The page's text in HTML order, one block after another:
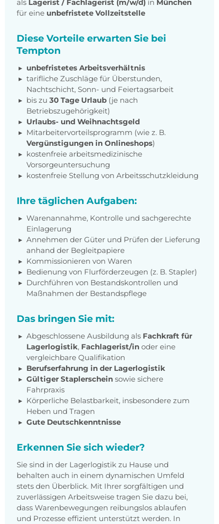
als Lagerist / Fachlagerist (m/w/d) in München
für eine unbefristete Vollzeitstelle
Diese Vorteile erwarten Sie bei
Tempton
unbefristetes Arbeitsverhältnis
tarifliche Zuschläge für Überstunden,
Nachtschicht, Sonn- und Feiertagsarbeit
bis zu 30 Tage Urlaub (je nach
Betriebszugehörigkeit)
Urlaubs- und Weihnachtsgeld
Mitarbeitervorteilsprogramm (wie z. B.
Vergünstigungen in Onlineshops)
kostenfreie arbeitsmedizinische
Vorsorgeuntersuchung
kostenfreie Stellung von Arbeitsschutzkleidung
Ihre täglichen Aufgaben:
Warenannahme, Kontrolle und sachgerechte
Einlagerung
Annehmen der Güter und Prüfen der Lieferung
anhand der Begleitpapiere
Kommissionieren von Waren
Bedienung von Flurförderzeugen (z. B. Stapler)
Durchführen von Bestandskontrollen und
Maßnahmen der Bestandspflege
Das bringen Sie mit:
Abgeschlossene Ausbildung als Fachkraft für
Lagerlogistik, Fachlagerist/in oder eine
vergleichbare Qualifikation
Berufserfahrung in der Lagerlogistik
Gültiger Staplerschein sowie sichere
Fahrpraxis
Körperliche Belastbarkeit, insbesondere zum
Heben und Tragen
Gute Deutschkenntnisse
Erkennen Sie sich wieder?
Sie sind in der Lagerlogistik zu Hause und
behalten auch in einem dynamischen Umfeld
stets den Überblick. Mit Ihrer sorgfältigen und
zuverlässigen Arbeitsweise tragen Sie dazu bei,
dass Warenbewegungen reibungslos ablaufen
und Prozesse effizient unterstützt werden. In